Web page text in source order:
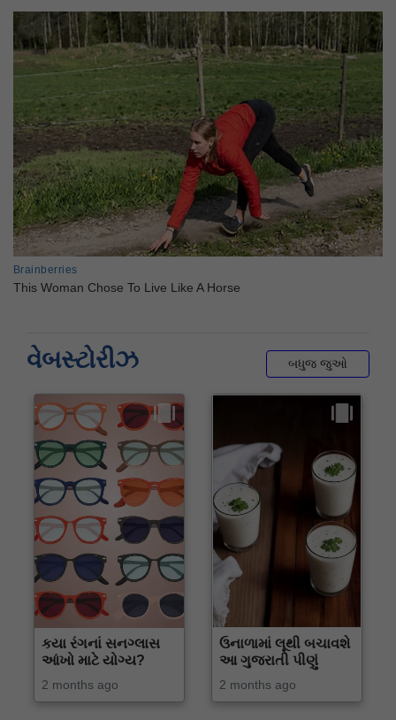
વેબસ્ટોરીઝ બધુજ જુઓ
કયા રંગનાં સનગ્લાસ
આંખો માટે યોગ્ય?
2 months ago
ઉનાળામાં લૂથી બચાવશે
આ ગુજરાતી પીણું
2 months ago